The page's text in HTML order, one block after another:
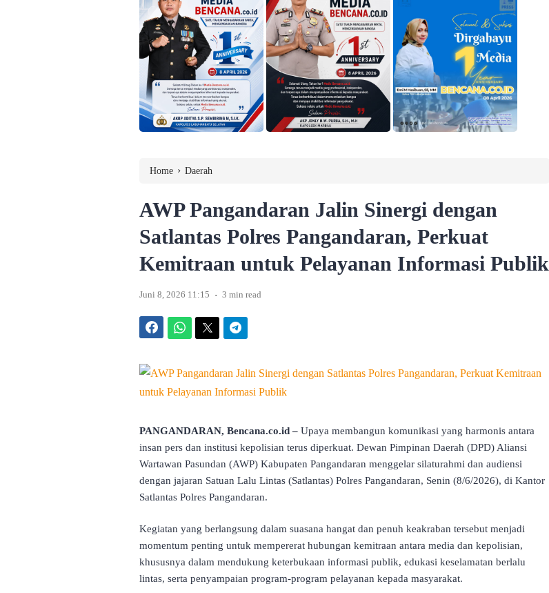
Home › Daerah
AWP Pangandaran Jalin Sinergi dengan
Satlantas Polres Pangandaran, Perkuat
Kemitraan untuk Pelayanan Informasi Publik
Juni 8, 2026 11:15 . 3 min read
PANGANDARAN, Bencana.co.id – Upaya membangun komunikasi yang harmonis antara
insan pers dan institusi kepolisian terus diperkuat. Dewan Pimpinan Daerah (DPD) Aliansi
Wartawan Pasundan (AWP) Kabupaten Pangandaran menggelar silaturahmi dan audiensi
dengan jajaran Satuan Lalu Lintas (Satlantas) Polres Pangandaran, Senin (8/6/2026), di Kantor
Satlantas Polres Pangandaran.
Kegiatan yang berlangsung dalam suasana hangat dan penuh keakraban tersebut menjadi
momentum penting untuk mempererat hubungan kemitraan antara media dan kepolisian,
khususnya dalam mendukung keterbukaan informasi publik, edukasi keselamatan berlalu
lintas, serta penyampaian program-program pelayanan kepada masyarakat.